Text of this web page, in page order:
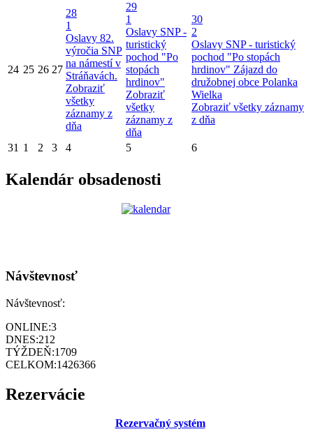
24 25 26 27
28
1
Oslavy 82.
výročia SNP
na námestí v
Stráňavách.
Zobraziť
všetky
záznamy z
dňa
29
1
Oslavy SNP -
turistický
pochod "Po
stopách
hrdinov"
Zobraziť
všetky
záznamy z
dňa
30
2
Oslavy SNP - turistický
pochod "Po stopách
hrdinov" Zájazd do
družobnej obce Polanka
Wielka
Zobraziť všetky záznamy
z dňa
31 1 2 3 4 5 6
Kalendár obsadenosti
Návštevnosť
Návštevnosť:
ONLINE:3
DNES:212
TÝŽDEŇ:1709
CELKOM:1426366
Rezervácie
Rezervačný systém